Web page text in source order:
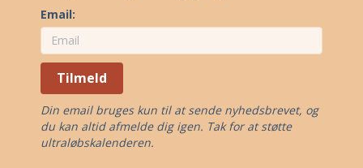
Email:
Tilmeld
Din email bruges kun til at sende nyhedsbrevet, og
du kan altid afmelde dig igen. Tak for at støtte
ultraløbskalenderen.